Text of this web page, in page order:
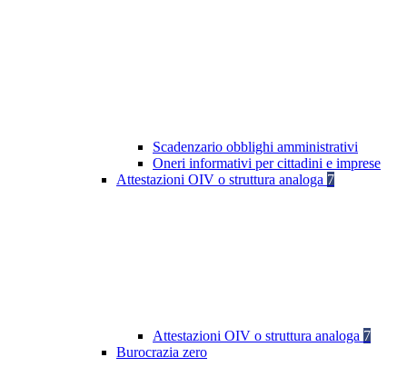
Scadenzario obblighi amministrativi
Oneri informativi per cittadini e imprese
Attestazioni OIV o struttura analoga 7
Attestazioni OIV o struttura analoga 7
Burocrazia zero